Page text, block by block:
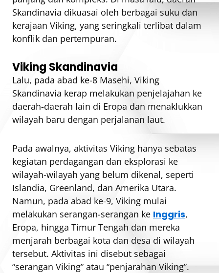
Skandinavia dikuasai oleh berbagai suku dan
kerajaan Viking, yang seringkali terlibat dalam
konflik dan pertempuran.
Viking Skandinavia
Lalu, pada abad ke-8 Masehi, Viking
Skandinavia kerap melakukan penjelajahan ke
daerah-daerah lain di Eropa dan menaklukkan
wilayah baru dengan perjalanan laut.
Pada awalnya, aktivitas Viking hanya sebatas
kegiatan perdagangan dan eksplorasi ke
wilayah-wilayah yang belum dikenal, seperti
Islandia, Greenland, dan Amerika Utara.
Namun, pada abad ke-9, Viking mulai
melakukan serangan-serangan ke Inggris,
Eropa, hingga Timur Tengah dan mereka
menjarah berbagai kota dan desa di wilayah
tersebut. Aktivitas ini disebut sebagai
“serangan Viking” atau “penjarahan Viking”.